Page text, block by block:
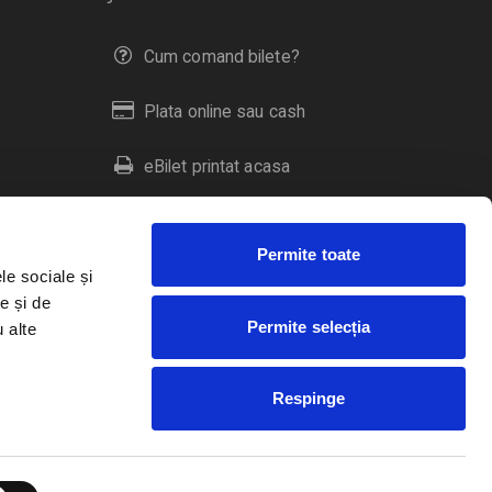
sociale și
și de
alte
Permite toate
Permite selecția
Respinge
Cum comand bilete?
Plata online sau cash
eBilet printat acasa
Livrare prin curier
Duplicare bilete